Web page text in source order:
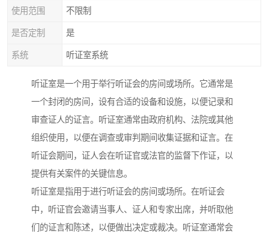
使用范围 不限制
是否定制 是
系统 听证室系统
听证室是一个用于举行听证会的房间或场所。它通常是
一个封闭的房间，设有合适的设备和设施，以便记录和
审查证人的证言。听证室通常由政府机构、法院或其他
组织使用，以便在调查或审判期间收集证据和证言。在
听证会期间，证人会在听证官或法官的监督下作证，以
提供有关案件的关键信息。
听证室是指用于进行听证会的房间或场所。在听证会
中，听证官会邀请当事人、证人和专家出席，并听取他
们的证言和陈述，以便做出决定或裁决。听证室通常会